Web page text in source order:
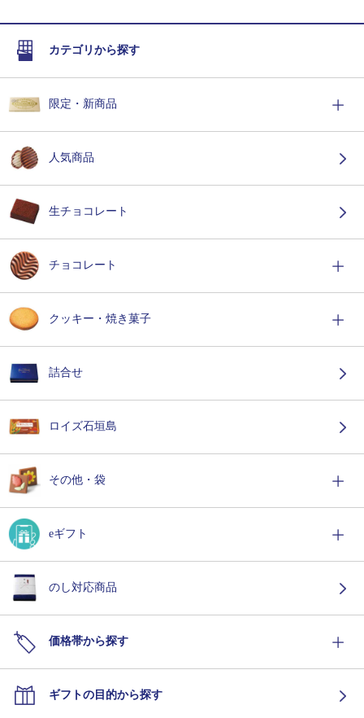
カテゴリから探す
限定・新商品
人気商品
生チョコレート
チョコレート
クッキー・焼き菓子
詰合せ
ロイズ石垣島
その他・袋
eギフト
のし対応商品
価格帯から探す
ギフトの目的から探す